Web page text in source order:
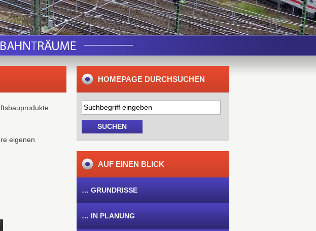
eigenen
HOMEPAGE DURCHSUCHEN
AUF EINEN BLICK
… GRUNDRISSE
… IN PLANUNG